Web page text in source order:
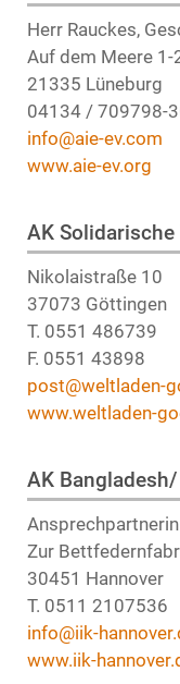
Herr Rauckes,
Auf dem Meere 1-
21335 Lüneburg
04134 / 709798-
info@aie-ev.com
www.aie-ev.org
AK Solidarische
Nikolaistraße 10
37073 Göttingen
T. 0551 486739
F. 0551 43898
post@weltladen-
www.weltladen-
AK
Zur
30451 Hannover
T. 0511 2107536
info@iik-
www.iik-